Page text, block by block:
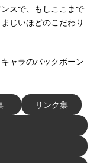
スで、もしここまで
じいほどのこだわり
ャラのバックボーン
リンク集